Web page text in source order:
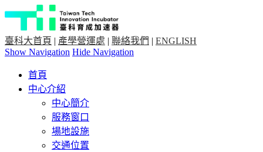
臺科大首頁 | 產學營運處 | 聯絡我們 | ENGLISH
Show Navigation Hide Navigation
首頁
中心介紹
中心簡介
服務窗口
場地設施
交通位置